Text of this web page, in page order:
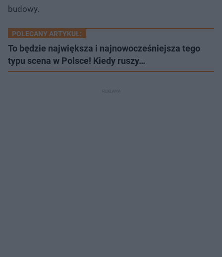
budowy.
POLECANY ARTYKUŁ:
To będzie największa i najnowocześniejsza tego
typu scena w Polsce! Kiedy ruszy…